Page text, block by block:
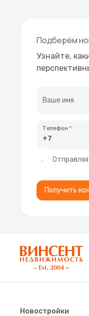
Подберём
Узнайте,
Ваше имя
Телефон
Получить
АН «Винсент
Новостройки